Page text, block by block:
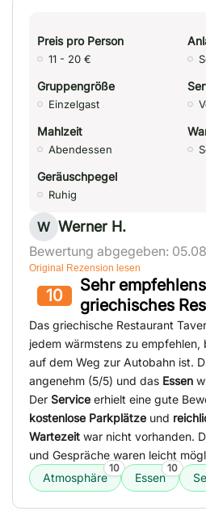
Preis pro Person
11 - 20 €
Gruppengröße
Einzelgast
Mahlzeit
Abendessen
Geräuschpegel
Ruhig
W Werner H.
Bewertung abgegeben:
Original Rezension lesen
10
Sehr
griechisches
Das griechische Restaurant
jedem wärmstens zu empfehlen,
auf dem Weg zur Autobahn ist.
angenehm (5/5) und das Essen
Der Service erhielt eine gute
kostenlose Parkplätze und
Wartezeit war nicht vorhanden.
und Gespräche waren leicht
Atmosphäre
10
Essen
10